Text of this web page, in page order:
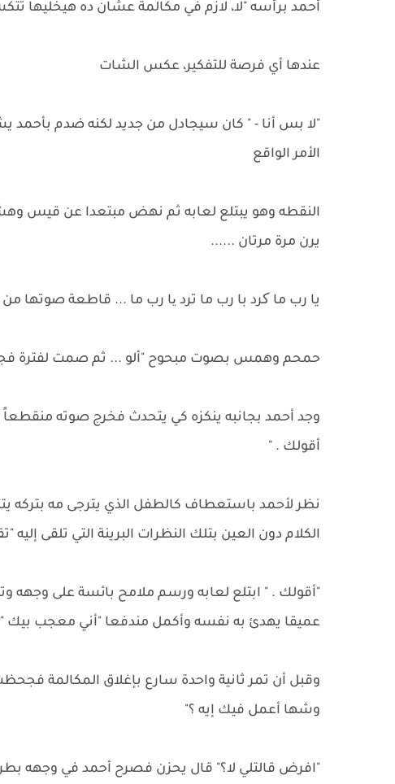
أحمد برأسه "لا، لازم في مكالمة عشان ده هيخليها
عندها أي فرصة للتفكير، عكس الشات
"لا بس أنا - " كان سيجادل من جديد لكنه ضدم بأحمد
الأمر الواقع
النقطه وهو يبتلع لعابه ثم نهض مبتعدا عن قيس
يرن مرة مرتان ......
يا رب ما کرد با رب ما ترد یا رب ما ... قاطعة صوتها من
حمحم وهمس بصوت مبحوح "ألو ... ثم صمت لفترة
وجد أحمد بجانبه ينكزه كي يتحدث فخرج صوته منقطعاً
أقولك . "
نظر لأحمد باستعطاف كالطفل الذي يترجى مه بتركه
الكلام دون العين بتلك النظرات البرينة التي تلقى إليه
"أقولك . " ابتلع لعابه ورسم ملامح بائسة على وجهه
عميقا يهدئ به نفسه وأكمل مندفعا "أني معجب بيك "
وقبل أن تمر ثانية واحدة سارع بإغلاق المكالمة
وشها أعمل فيك إيه ؟"
"افرض قالتلي لا؟" قال يحزن فصرح أحمد في وجهه